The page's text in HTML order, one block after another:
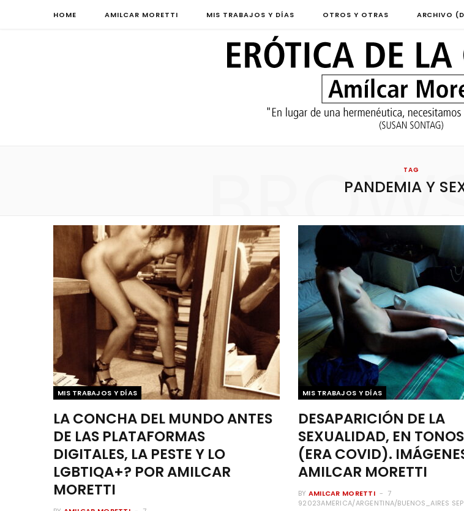
HOME AMILCAR MORETTI MIS TRABAJOS Y DÍAS OTROS Y OTRAS ARCHIVO
TAG
PANDEMIA Y
MIS TRABAJOS Y DÍAS
LA CONCHA DEL MUNDO ANTES
DE LAS PLATAFORMAS
DIGITALES, LA PESTE Y LO
LGBTIQA+? POR AMILCAR
MORETTI
MIS TRABAJOS Y DÍAS
DESAPARICIÓN DE LA
SEXUALIDAD, EN
(ERA COVID).
AMILCAR MORETTI
BY AMILCAR MORETTI
7
92023AMERICA/ARGENTINA/BUENOS_AIRES